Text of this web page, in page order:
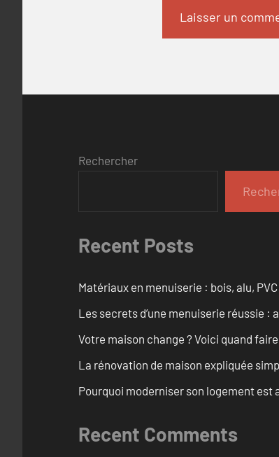
Rechercher
Recent Posts
Matériaux en menuiserie : bois, alu, PVC
Les secrets d’une menuiserie réussie
Votre maison change ? Voici quand
La rénovation de maison expliquée
Pourquoi moderniser son logement est
Recent Comments